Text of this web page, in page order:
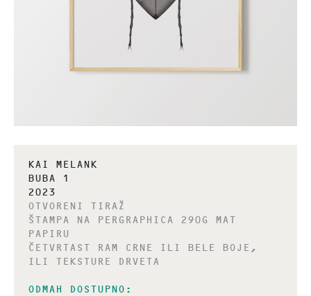
KAI MELANK
BUBA 1
2023
OTVORENI TIRAŽ
ŠTAMPA NA PERGRAPHICA 290G MAT
PAPIRU
ČETVRTAST RAM CRNE ILI BELE BOJE,
ILI TEKSTURE DRVETA
ODMAH DOSTUPNO: